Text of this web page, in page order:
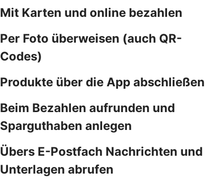
Mit Karten und online bezahlen
Per Foto überweisen (auch QR-
Codes)
Produkte über die App abschließen
Beim Bezahlen aufrunden und
Sparguthaben anlegen
Übers E-Postfach Nachrichten und
Unterlagen abrufen